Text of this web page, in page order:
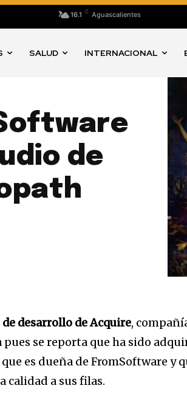
16.1 C Aguascalientes
SALUD INTERNACIONAL
de
de desarrollo de Acquire,
se reporta que ha sido
que es dueña de FromSoftware y
calidad a sus filas.